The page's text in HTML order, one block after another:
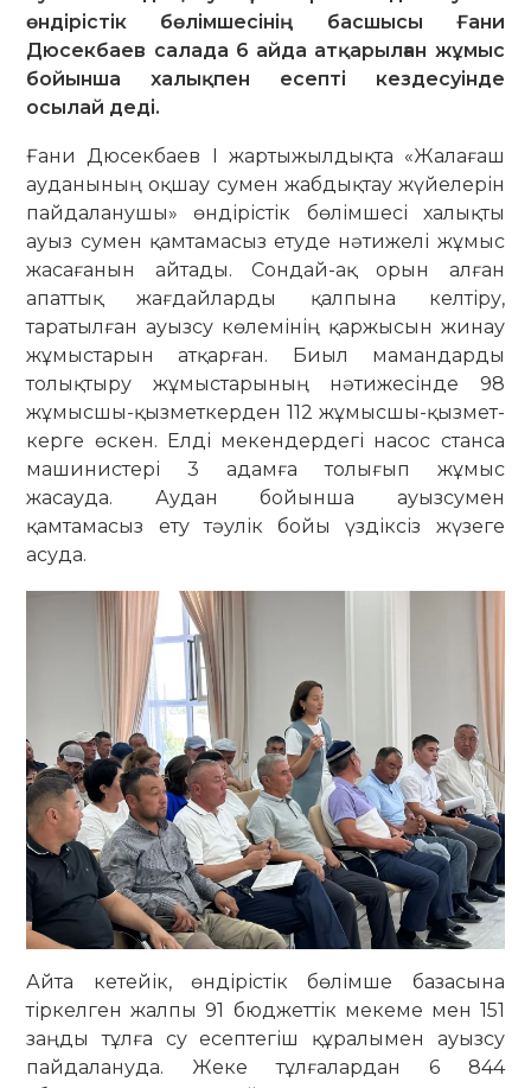
өндірістік бөлімшесінің басшысы Ғани
Дюсекбаев салада 6 айда атқарылған жұмыс
бойынша халықпен есепті кездесуінде
осылай деді.
Ғани Дюсекбаев І жартыжылдықта «Жа­лағаш
ауданының оқшау сумен жабдықтау жүйелерін
пайдаланушы» өн­дірістік бөлімшесі халықты
ауыз сумен қамтамасыз етуде нәтижелі жұ­мыс
жасағанын айтады. Сондай-ақ орын алған
апаттық жағдайларды қал­пы­­на келтіру,
таратылған ауызсу көле­мінің қаржысын жинау
жұмыстарын ат­қарған. Биыл мамандарды
толықтыру жұмыстарының нәтижесінде 98
жұмыс­шы-қызметкерден 112 жұмысшы-қыз­мет­­
керге өскен. Елді мекендердегі насос станса
машинистері 3 адамға толығып жұмыс
жасауда. Аудан бойынша ауыз­сумен
қамтамасыз ету тәулік бойы үз­діксіз жүзеге
асуда.
Айта кетейік, өндірістік бөлімше ба­засына
тіркелген жалпы 91 бюджеттік мекеме мен 151
заңды тұлға су есептегіш құралымен ауызсу
пайдалануда. Жеке тұлғалардан 6 844